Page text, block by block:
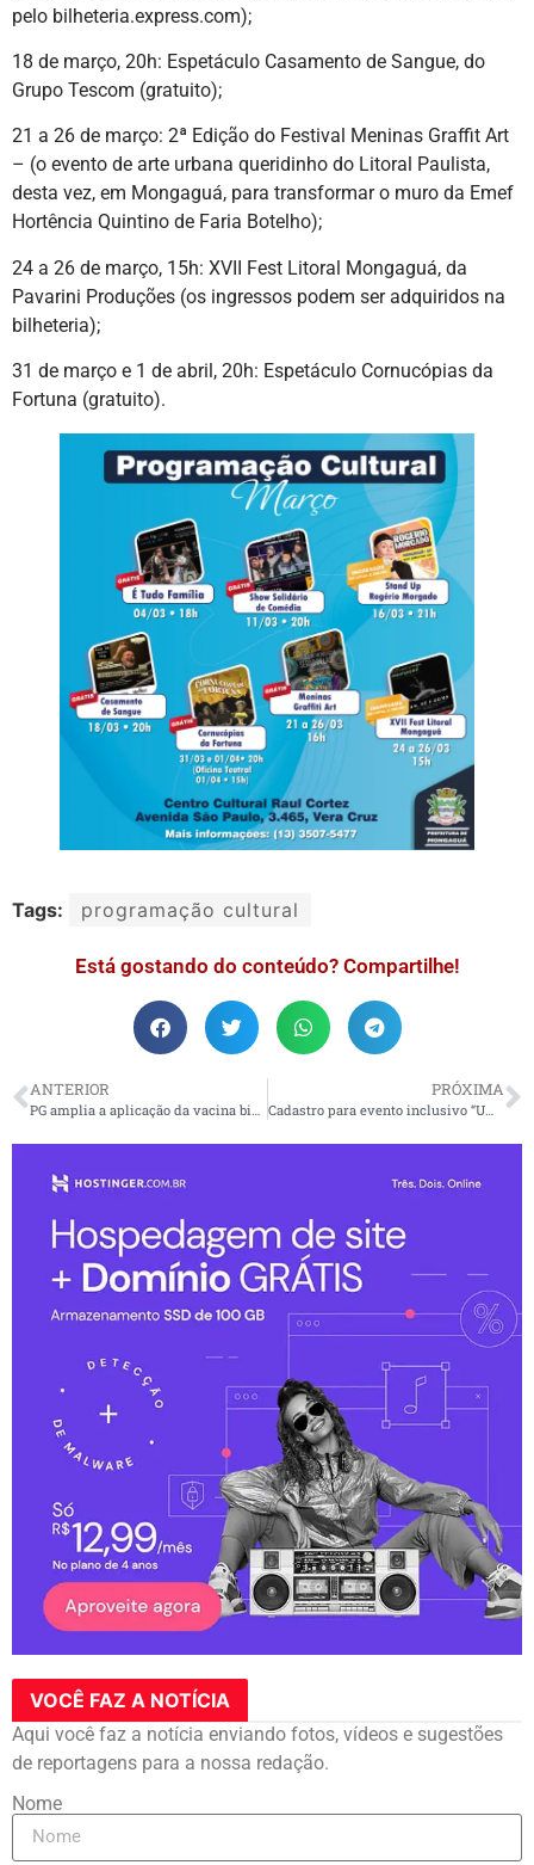
pelo bilheteria.express.com);
18 de março, 20h: Espetáculo Casamento de Sangue, do
Grupo Tescom (gratuito);
21 a 26 de março: 2ª Edição do Festival Meninas Graffit Art
– (o evento de arte urbana queridinho do Litoral Paulista,
desta vez, em Mongaguá, para transformar o muro da Emef
Hortência Quintino de Faria Botelho);
24 a 26 de março, 15h: XVII Fest Litoral Mongaguá, da
Pavarini Produções (os ingressos podem ser adquiridos na
bilheteria);
31 de março e 1 de abril, 20h: Espetáculo Cornucópias da
Fortuna (gratuito).
Tags: programação cultural
Está gostando do conteúdo? Compartilhe!
ANTERIOR PRÓXIMA
Cadastro para evento inclusivo “Um Salto pra Vida” está aberto
VOCÊ FAZ A NOTÍCIA
Aqui você faz a notícia enviando fotos, vídeos e sugestões
de reportagens para a nossa redação.
Nome